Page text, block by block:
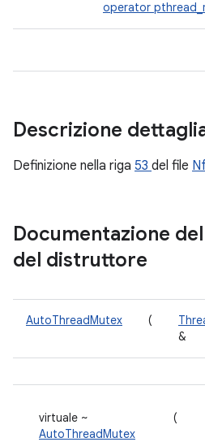
operator
Descrizione
Definizione nella riga 53 del file
Documentazione
del distruttore
AutoThreadMutex (
&
virtuale ~
AutoThreadMutex
(